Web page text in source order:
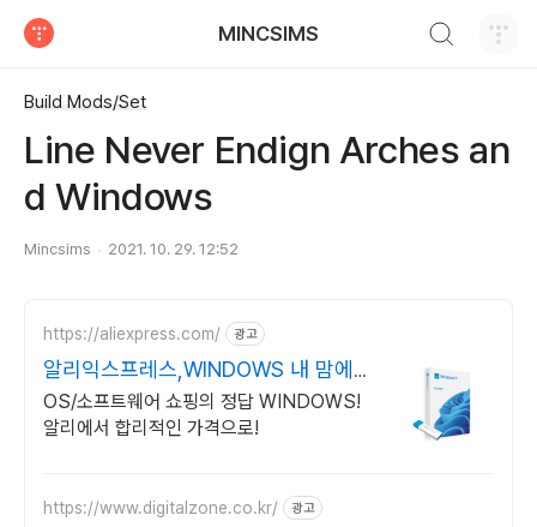
MINCSIMS
Build Mods/Set
Line Never Endign Arches an
d Windows
Mincsims 2021. 10. 29. 12:52
https://aliexpress.com/ 광고
알리익스프레스,WINDOWS 내 맘에
쏙드는 오늘의 특가
OS/소프트웨어 쇼핑의 정답 WINDOWS!
알리에서 합리적인 가격으로!
https://www.digitalzone.co.kr/ 광고